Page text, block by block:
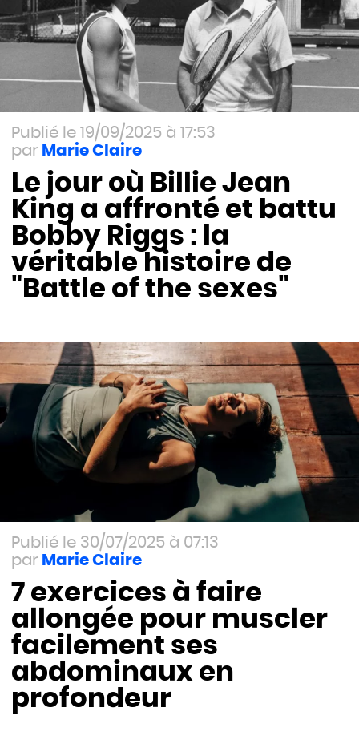
19/09/2025 à 17:53
Marie Claire
Le jour où Billie Jean
King a affronté et battu
Bobby Riggs : la
véritable histoire de
"Battle of the sexes"
30/07/2025 à 07:13
Marie Claire
7 exercices à faire
allongée pour muscler
facilement ses
abdominaux en
profondeur